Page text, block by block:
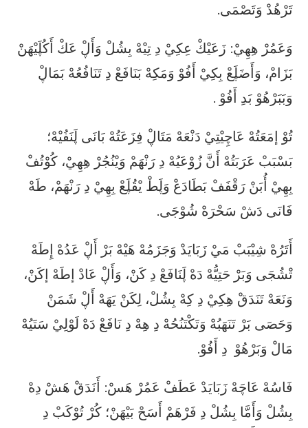
تَرْهُدْ وَتَصْمَى.
وَعَمُرْ هِهِيْ: زَعَيْكْ عِكِيْ دِ تِيْهْ بِشُلْ وَأَڸْ عَكْ أَكُڸَيْهَنْ
بَزَامْ، وَأَضَڸَعْ بِكِيْ أَفُوْ وَمَكِهْ بَنَافَعْ دِ تَنَافُعُهْ بَمَاڸْ
وَبَبَرْهُوْ بَدِ أَفُوْ .
تُوْ إمَعَتُهْ عَاچِيْتِيْ دَنْعَهْ مَتَاڸْ فِزَعَتُهْ بَانَى ڸَنَفُيْهْ؛
بَسْبَبْ عَرَبَتُهْ أَنَّ زُوْعَيُهْ دِ رَنْهَمْ وَيْنُجُرْ هِهِيْ، كُوْتُفْ
بِهِيْ أُبَنْ رَقْفَفْ بَطَادَعْ وَڸَطْ يْقُڸَعْ بِهِيْ دِ رَنْهَمْ، طَهْ
فَانَى دَشْ سَحْرَهْ شُوْجَى.
أَتَرُهْ شِيْبَبْ مَيْ زَبَايَدْ وَجَزَمُهْ هَيْهْ بَرْ أَڸْ عَدُهْ إِطَهْ
تْشُجَى وَبَرْ حَتِيُّهْ دَهْ ڸَنَافَعْ دِ كَنْ، وَأَڸْ عَادْ إطَهْ إكَنْ،
وَنَعَهْ تَنَدَقْ هِكِيْ دِ كِهْ بِشُلْ، لِكَنْ يَهَهْ أَڸْ شَمَنْ
وَحَصَى بَرْ تَنَهَبُهْ وَتَكْتَنُحُهْ دِ هِهْ دِ نَافَعْ دَهْ لَوْلِيْ سَتَيُهْ
مَالْ وَبَرْهُوْ دِ أَفُوْ.
فَاسُهْ عَاچَهْ زَبَايَدْ عَطَفْ عَمُرْ هَسْ: أَنَدَقْ هَشْ دِهْ
بِشُلْ وَأَمَّا بِشُلْ دِ فَرْهَمْ أَسَحْ بَيْهَنْ؛ كُرْ تُوْكَبْ دِ